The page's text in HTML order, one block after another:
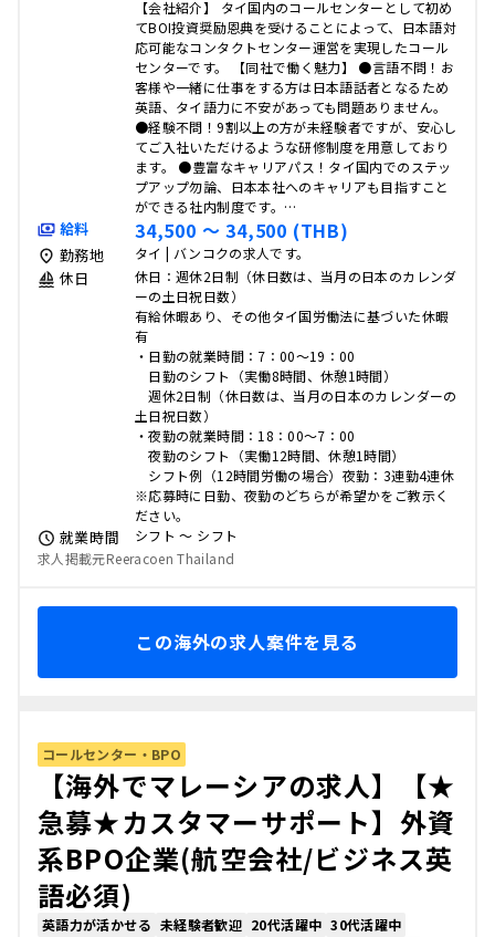
【会社紹介】 タイ国内のコールセンターとして初め
てBOI投資奨励恩典を受けることによって、日本語対
応可能なコンタクトセンター運営を実現したコール
センターです。 【同社で働く魅力】 ●言語不問！お
客様や一緒に仕事をする方は日本語話者となるため
英語、タイ語力に不安があっても問題ありません。
●経験不問！9割以上の方が未経験者ですが、安心し
てご入社いただけるような研修制度を用意しており
ます。 ●豊富なキャリアパス！タイ国内でのステッ
プアップ勿論、日本本社へのキャリアも目指すこと
ができる社内制度です。…
給料 34,500 〜 34,500 (THB)
勤務地 タイ | バンコクの求人です。
休日
休日：週休2日制（休日数は、当月の日本のカレンダ
ーの土日祝日数）
有給休暇あり、その他タイ国労働法に基づいた休暇
有
・日勤の就業時間：7：00～19：00
日勤のシフト（実働8時間、休憩1時間）
週休2日制（休日数は、当月の日本のカレンダーの
土日祝日数）
・夜勤の就業時間：18：00～7：00
夜勤のシフト（実働12時間、休憩1時間）
シフト例（12時間労働の場合）夜勤：3連勤4連休
※応募時に日勤、夜勤のどちらが希望かをご教示く
ださい。
就業時間
シフト 〜 シフト
求人掲載元Reeracoen Thailand
この海外の求人案件を見る
コールセンター・BPO
【海外でマレーシアの求人】【★
急募★カスタマーサポート】外資
系BPO企業(航空会社/ビジネス英
語必須)
英語力が活かせる 未経験者歓迎 20代活躍中 30代活躍中